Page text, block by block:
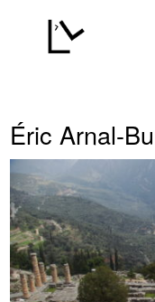
Éric Arnal-